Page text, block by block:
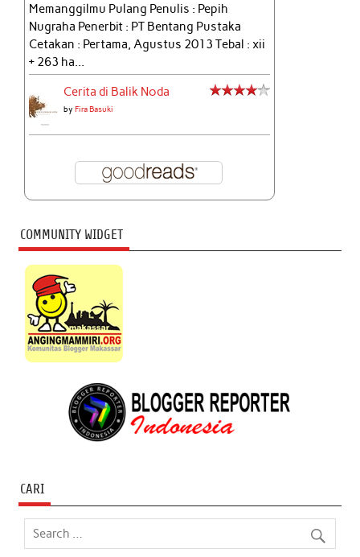
Memanggilmu Pulang Penulis : Pepih
Nugraha Penerbit : PT Bentang Pustaka
Cetakan : Pertama, Agustus 2013 Tebal : xii
+ 263 ha...
Cerita di Balik Noda
byFira Basuki
COMMUNITY WIDGET
CARI